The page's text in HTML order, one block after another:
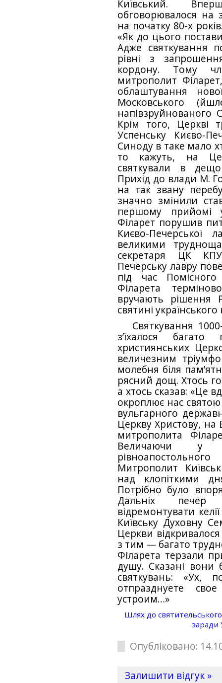
Київський.
обговорювалося на
на початку 80-х
«Як до цього
Адже святкування
рівні з
кордону. Тому
митрополит
облаштування
Московського
напівзруйнованого
Крім того, Церкві
Успенську Києво-
Синоду в таке мало
то кажуть, на
святкували в
Прихід до влади М.
на так звану
значно змінили
першому прийомі
Філарет по­рушив
Києво-Печер­ської
великими
секретаря ЦК
Печерську лавру
під час
Філарета
вручають рішення
святині
Святкування
з’їхалося
християнських
величезним
молебня біля
рясний дощ. Хтось
а хтось сказав: «Це
окроплює нас
вульгарного
Церкву Христову,
митрополита
Величаючи у
Митрополит
над клопіткими
Потрібно було
Даль­ніх печер
відремонтувати
Київську Духовну
Церкви
з тим — багато
Філарета терзали
душу. Сказані вони
святкувань: «Ух,
отпразднуете
устроим…»
Шлях до
заради
Опубліковано:
Залишити відгук »